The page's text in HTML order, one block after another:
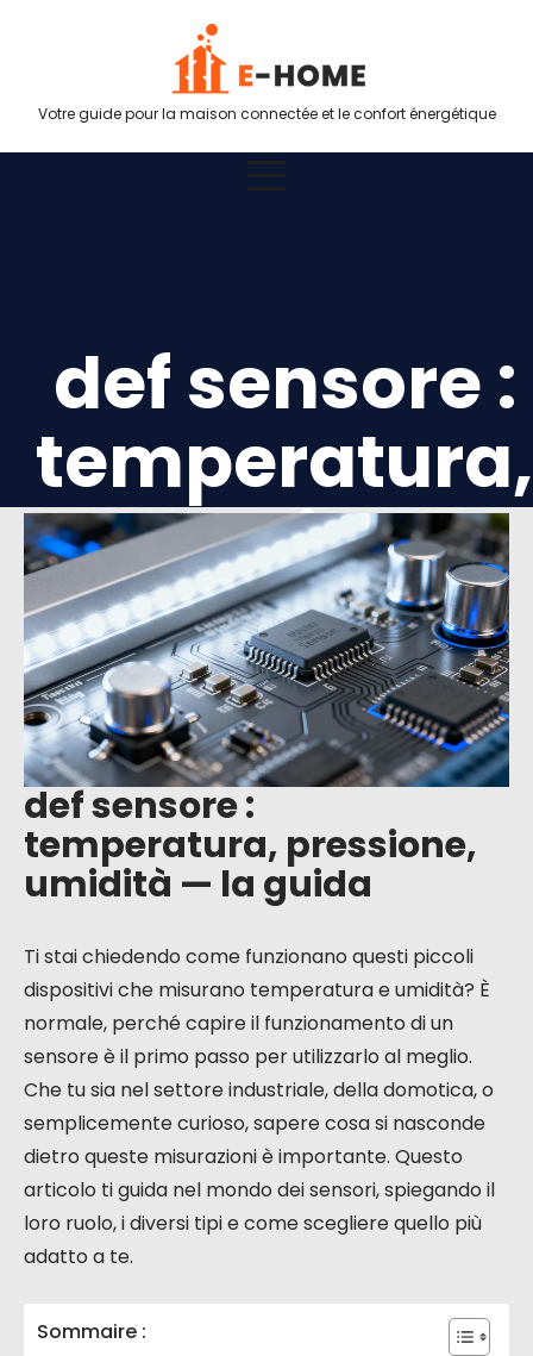
Votre guide pour la maison connectée et le confort énergétique
def sensore :
temperatura,
pressione,
umidità — la
guida
def sensore :
temperatura, pressione,
umidità — la guida
Ti stai chiedendo come funzionano questi piccoli
dispositivi che misurano temperatura e umidità? È
normale, perché capire il funzionamento di un
sensore è il primo passo per utilizzarlo al meglio.
Che tu sia nel settore industriale, della domotica, o
semplicemente curioso, sapere cosa si nasconde
dietro queste misurazioni è importante. Questo
articolo ti guida nel mondo dei sensori, spiegando il
loro ruolo, i diversi tipi e come scegliere quello più
adatto a te.
Sommaire :